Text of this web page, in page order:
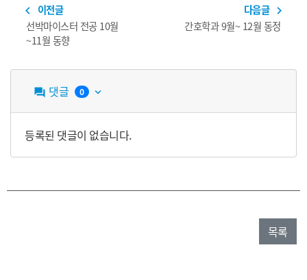
navigate_before 이전글
선박마이스터 전공 10월
~11월 동향
다음글 navigate_next
간호학과 9월~ 12월 동정
question_answer 댓글 0 keyboard_arrow_down
등록된 댓글이 없습니다.
목록